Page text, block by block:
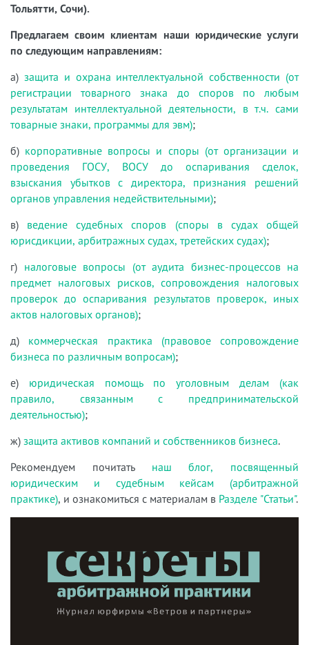
Тольятти, Сочи).
Предлагаем своим клиентам наши юридические услуги
по следующим направлениям:
а) защита и охрана интеллектуальной собственности (от
регистрации товарного знака до споров по любым
результатам интеллектуальной деятельности, в т.ч. сами
товарные знаки, программы для эвм);
б) корпоративные вопросы и споры (от организации и
проведения ГОСУ, ВОСУ до оспаривания сделок,
взыскания убытков с директора, признания решений
органов управления недействительными);
в) ведение судебных споров (споры в судах общей
юрисдикции, арбитражных судах, третейских судах);
г) налоговые вопросы (от аудита бизнес-процессов на
предмет налоговых рисков, сопровождения налоговых
проверок до оспаривания результатов проверок, иных
актов налоговых органов);
д) коммерческая практика (правовое сопровождение
бизнеса по различным вопросам);
е) юридическая помощь по уголовным делам (как
правило, связанным с предпринимательской
деятельностью);
ж) защита активов компаний и собственников бизнеса.
Рекомендуем почитать наш блог, посвященный
юридическим и судебным кейсам (арбитражной
практике), и ознакомиться с материалам в Разделе "Статьи".